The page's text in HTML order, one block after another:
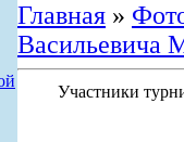
Главная»
Васильевича
Участники